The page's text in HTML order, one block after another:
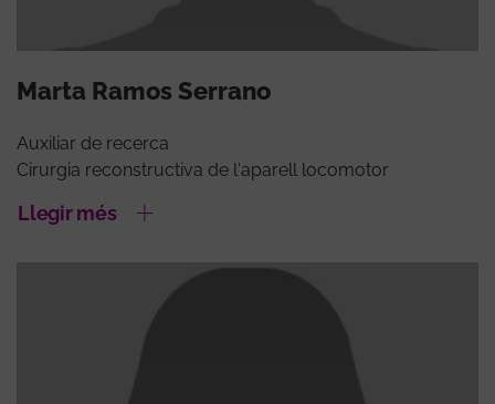
Marta Ramos Serrano
Auxiliar de recerca
Cirurgia reconstructiva de l'aparell locomotor
Llegir més